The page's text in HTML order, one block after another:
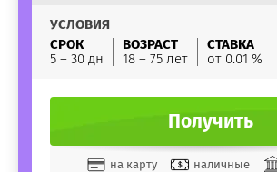
УСЛОВИЯ
СРОК
5 – 30 дн
ВОЗРАСТ
18 – 75 лет
СТАВКА
от 0.01 %
Получить
на карту наличные